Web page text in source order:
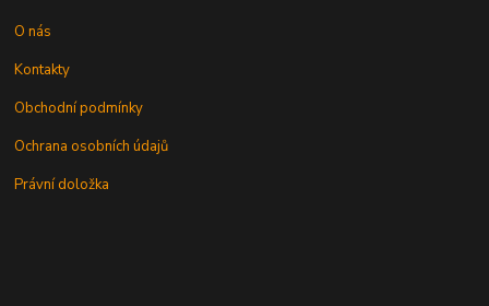
O nás
Kontakty
Obchodní podmínky
Ochrana osobních údajů
Právní doložka